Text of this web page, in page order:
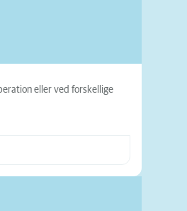
eller ved forskellige